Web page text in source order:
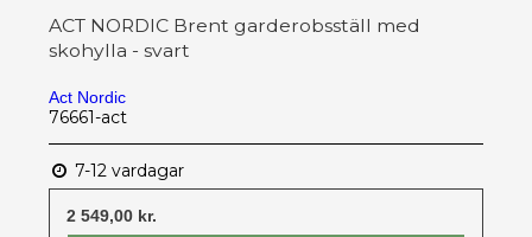
ACT NORDIC Brent garderobsställ med
skohylla - svart
Act Nordic
76661-act
7-12 vardagar
2 549,00 kr.